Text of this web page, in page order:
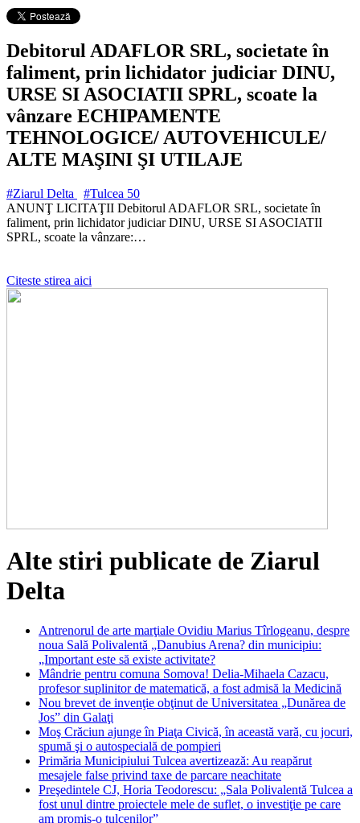
Debitorul ADAFLOR SRL, societate în
faliment, prin lichidator judiciar DINU,
URSE SI ASOCIATII SPRL, scoate la
vânzare ECHIPAMENTE
TEHNOLOGICE/ AUTOVEHICULE/
ALTE MAŞINI ŞI UTILAJE
#Ziarul Delta #Tulcea 50
ANUNŢ LICITAŢII Debitorul ADAFLOR SRL, societate în
faliment, prin lichidator judiciar DINU, URSE SI ASOCIATII
SPRL, scoate la vânzare:…
Citeste stirea aici
Alte stiri publicate de Ziarul
Delta
Antrenorul de arte marţiale Ovidiu Marius Tîrlogeanu, despre
noua Sală Polivalentă „Danubius Arena? din municipiu:
„Important este să existe activitate?
Mândrie pentru comuna Somova! Delia-Mihaela Cazacu,
profesor suplinitor de matematică, a fost admisă la Medicină
Nou brevet de invenţie obţinut de Universitatea „Dunărea de
Jos” din Galaţi
Moş Crăciun ajunge în Piaţa Civică, în această vară, cu jocuri,
spumă şi o autospecială de pompieri
Primăria Municipiului Tulcea avertizează: Au reapărut
mesajele false privind taxe de parcare neachitate
Preşedintele CJ, Horia Teodorescu: „Sala Polivalentă Tulcea a
fost unul dintre proiectele mele de suflet, o investiţie pe care
am promis-o tulcenilor”